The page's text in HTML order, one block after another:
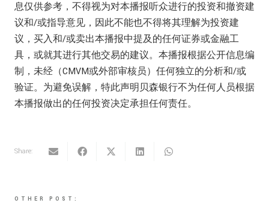
息仅供参考，不得视为对本播报听众进行的投资和撤资建
议和/或指导意见，因此不能也不得将其理解为投资建
议，买入和/或卖出本播报中提及的任何证券或金融工
具，或就其进行其他交易的建议。本播报根据公开信息编
制，未经（CMVM或外部审核员）任何独立的分析和/或
验证。为避免误解，特此声明贝森银行不为任何人员根据
本播报做出的任何投资决定承担任何责任。
Share:
OTHER POST: